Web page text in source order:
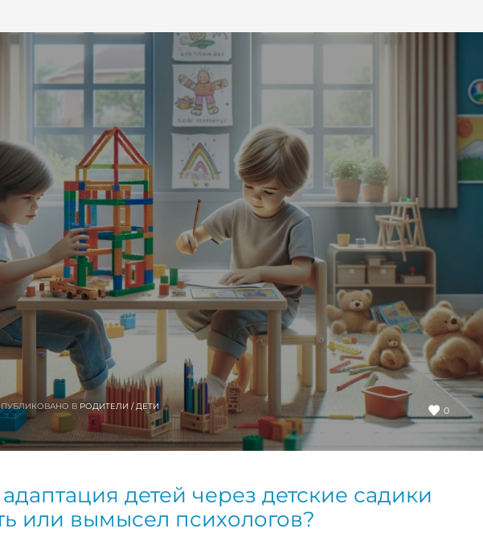
0
В РОДИТЕЛИ / ДЕТИ
детей через детские садики
или вымысел психологов?